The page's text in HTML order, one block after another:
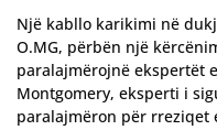
Një kabllo karikimi në
O.MG, përbën një
paralajmërojnë ekspertët
Montgomery, eksperti i
paralajmëron për rreziqet